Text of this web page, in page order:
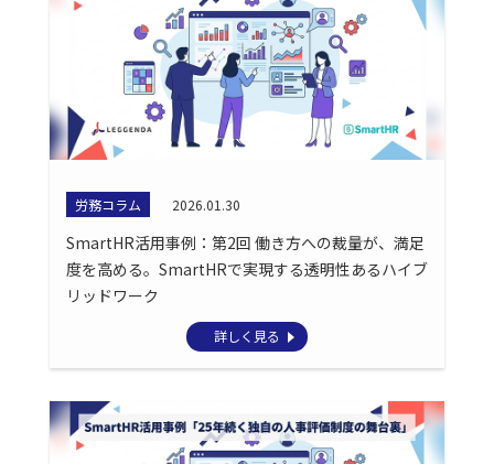
労務コラム 2026.01.30
SmartHR活用事例：第2回 働き方への裁量が、満足
度を高める。SmartHRで実現する透明性あるハイブ
リッドワーク
詳しく見る